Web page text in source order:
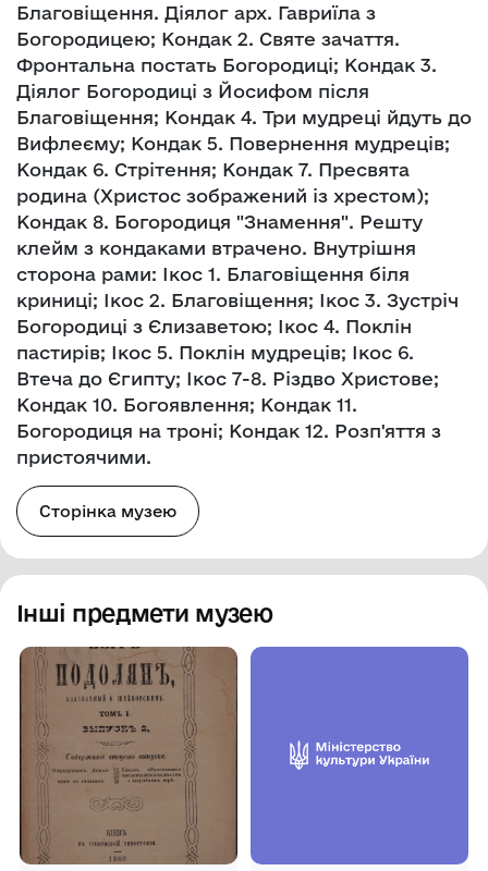
Благовіщення. Діялог арх. Гавриїла з
Богородицею; Кондак 2. Святе зачаття.
Фронтальна постать Богородиці; Кондак 3.
Діялог Богородиці з Йосифом після
Благовіщення; Кондак 4. Три мудреці йдуть до
Вифлеєму; Кондак 5. Повернення мудреців;
Кондак 6. Стрітення; Кондак 7. Пресвята
родина (Христос зображений із хрестом);
Кондак 8. Богородиця "Знамення". Решту
клейм з кондаками втрачено. Внутрішня
сторона рами: Ікос 1. Благовіщення біля
криниці; Ікос 2. Благовіщення; Ікос 3. Зустріч
Богородиці з Єлизаветою; Ікос 4. Поклін
пастирів; Ікос 5. Поклін мудреців; Ікос 6.
Втеча до Єгипту; Ікос 7-8. Різдво Христове;
Кондак 10. Богоявлення; Кондак 11.
Богородиця на троні; Кондак 12. Розп'яття з
пристоячими.
Сторінка музею
Інші предмети музею